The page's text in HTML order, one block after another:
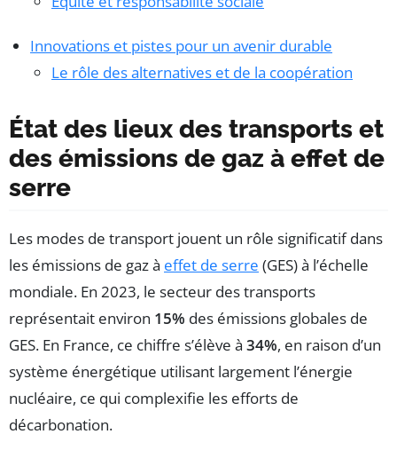
Innovations et pistes pour un avenir durable
Le rôle des alternatives et de la coopération
État des lieux des transports et
des émissions de gaz à effet de
serre
Les modes de transport jouent un rôle significatif dans
les émissions de gaz à effet de serre (GES) à l’échelle
mondiale. En 2023, le secteur des transports
représentait environ 15% des émissions globales de
GES. En France, ce chiffre s’élève à 34%, en raison d’un
système énergétique utilisant largement l’énergie
nucléaire, ce qui complexifie les efforts de
décarbonation.